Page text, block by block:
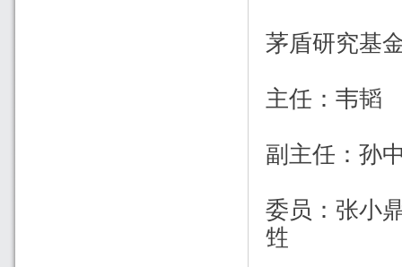
茅盾研究基
主任：韦韬
副主任：孙
委员：张小
甡